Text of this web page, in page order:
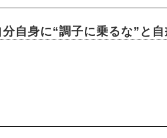
自身に“調子に乗るな”と